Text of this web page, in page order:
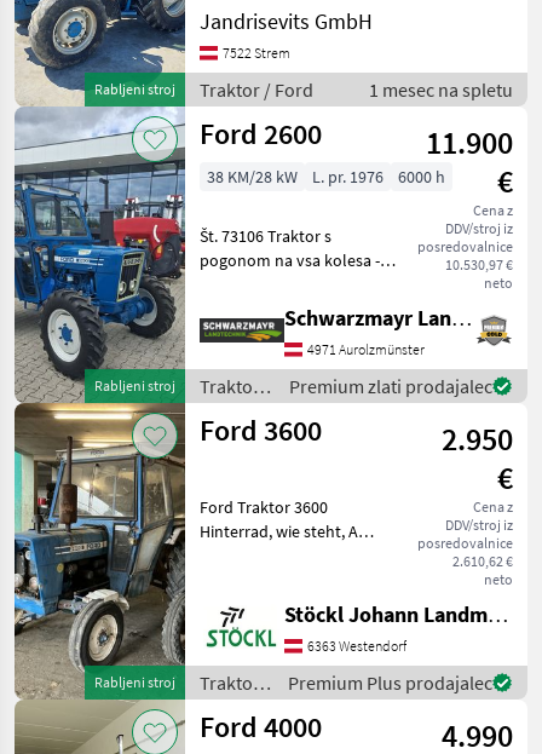
Rabljeni stroj
povezava zadaj: Hidravlični
Traktor Standardni traktor
Jandrisevits GmbH
7522 Strem
Traktor / Ford 1 mesec na spletu
Rabljeni stroj
Ford 2600
11.900
€
Cena z
DDV/stroj iz
posredovalnice
10.530,97 €
neto
38 KM/28 kW L. pr. 1976 6000 h
Št. 73106 Traktor s
pogonom na vsa kolesa -
registracija 28.09.1976 -
delovne ure: približno 6000
h po navedbah prejšnjega
lastnika (š
Schwarzmayr Landtechnik GmbH - Aurolzmünster
4971 Aurolzmünster
Traktor /
Ford
Premium zlati prodajalec
Rabljeni stroj
Ford 3600
2.950
€
Cena z
DDV/stroj iz
posredovalnice
2.610,62 €
neto
Ford Traktor 3600
Hinterrad, wie steht, A
Stöckl Johann Landmaschinen GesmbH & Co KG
6363 Westendorf
Traktor /
Ford
Premium Plus prodajalec
Ford 4000
4.990